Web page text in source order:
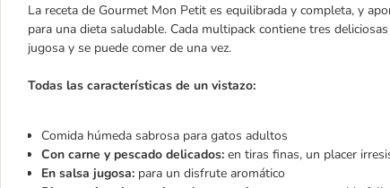
La receta de Gourmet Mon Petit es equilibrada y completa, y
para una dieta saludable. Cada multipack contiene tres
jugosa y se puede comer de una vez.
Todas las características de un vistazo:
Comida húmeda sabrosa para gatos adultos
Con carne y pescado delicados: en tiras finas, un placer
En salsa jugosa: para un disfrute aromático